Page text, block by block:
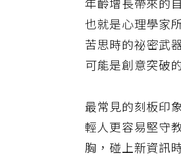
年齡增長帶來的
也就是心理學家
苦思時的祕密武
可能是創意突破
最常見的刻板印
輕人更容易堅守
胸，碰上新資訊